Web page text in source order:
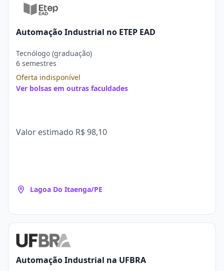
Automação Industrial no ETEP EAD
Tecnólogo (graduação)
6 semestres
Oferta indisponível
Ver bolsas em outras faculdades
Valor estimado R$ 98,10
Lagoa Do Itaenga/PE
Automação Industrial na UFBRA